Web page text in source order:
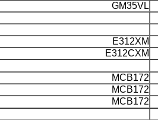
GM35VL
E312XM
E312CXM
MCB172
MCB172
MCB172